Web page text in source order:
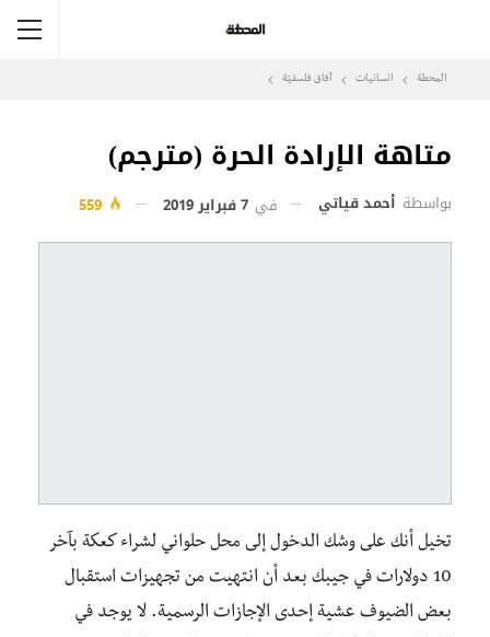
المحطة انسانيات آفاق فلسفيّة‎
متاهة الإرادة الحرة (مترجم)
بواسطة أحمد قياتي في 7 فبراير 2019
تخيل أنك على وشك الدخول إلى محل حلواني لشراء كعكة بآخر
10 دولارات في جيبك بعد أن انتهيت من تجهيزات استقبال
بعض الضيوف عشية إحدى الإجازات الرسمية. لا يوجد في